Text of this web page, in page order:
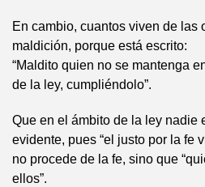
En cambio, cuantos viven de las
maldición, porque está escrito:
“Maldito quien no se mantenga
de la ley, cumpliéndolo”.
Que en el ámbito de la ley nadie
evidente, pues “el justo por la fe
no procede de la fe, sino que
ellos”.